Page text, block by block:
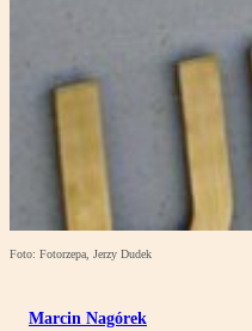
Foto: Fotorzepa, Jerzy Dudek
Marcin Nagórek